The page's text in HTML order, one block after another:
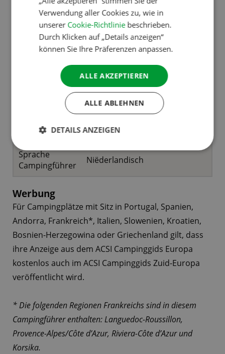
ACSI Campinggids Zuid-Europa
Andorra, Bosnien-Herzegowina,
Frankreich*, Griechenland,
Italien, Kroatien, Portugal,
Slowenien, Albanien,
Montenegro, Spanien
Campingplätze
2.080
Sprache
Campingführer
Niëderlandisch
Werbung
Für Campingplätze mit Sitz in Portugal, Spanien,
Andorra, Frankreich*, Italien, Slowenien, Kroatien,
Bosnien-Herzegowina oder Griechenland gilt, dass
ihre Anzeige aus dem ACSI Campinggids Europa
kostenlos auch im ACSI Campinggids Zuid-Europa
veröffentlicht wird.
* Die folgenden Regionen Frankreichs sind in diesem
Campingführer enthalten: Languedoc-Roussillon,
Provence-Alpes/Côte d’Azur, Riviera-Côte d’Azur und
Korsika.
Verwendung aller Cookies zu, wie in
unserer Cookie-Richtliniebeschrieben.
Durch Klicken auf „Details anzeigen“
können Sie Ihre Präferenzen anpassen.
ALLE AKZEPTIEREN
ALLE ABLEHNEN
DETAILS ANZEIGEN